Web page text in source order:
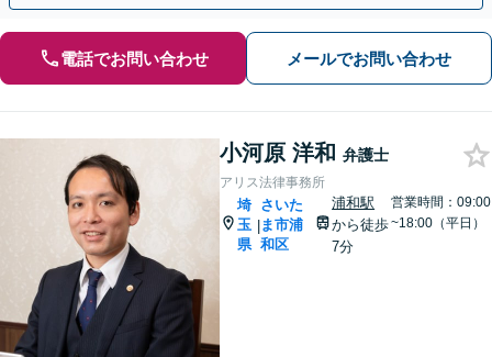
電話でお問い合わせ メールでお問い合わせ
小河原 洋和 弁護士
アリス法律事務所
埼
玉
県
|
さいた
ま市浦
和区
浦和駅
から徒歩
7分
営業時間：09:00
~18:00（平日）